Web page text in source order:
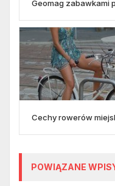
Geomag zabawkami
Cechy rowerów
POWIĄZANE